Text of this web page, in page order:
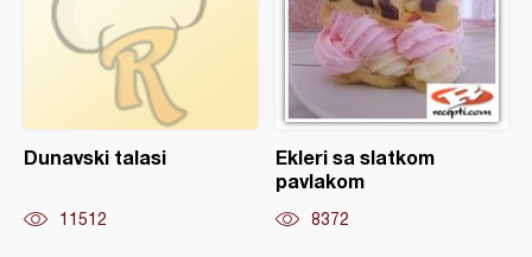
Dunavski talasi
11512
Ekleri sa slatkom
pavlakom
8372